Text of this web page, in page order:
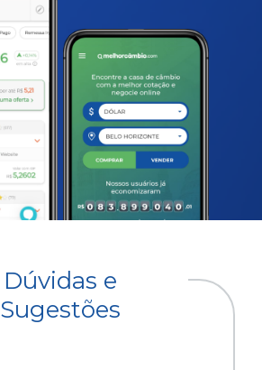
Dúvidas e
Sugestões